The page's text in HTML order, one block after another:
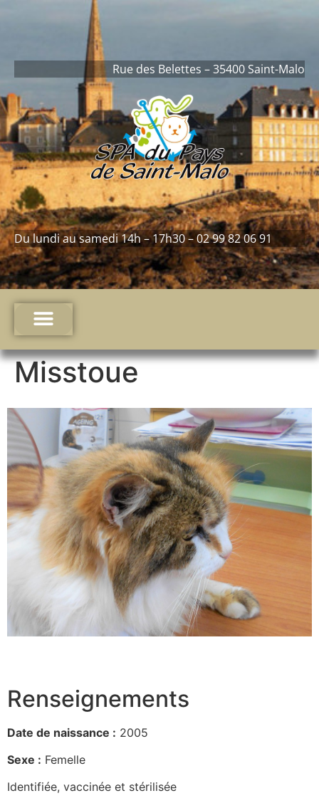
Rue des Belettes – 35400 Saint-Malo
Du lundi au samedi 14h – 17h30 – 02 99 82 06 91
Misstoue
Renseignements
Date de naissance : 2005
Sexe : Femelle
Identifiée, vaccinée et stérilisée